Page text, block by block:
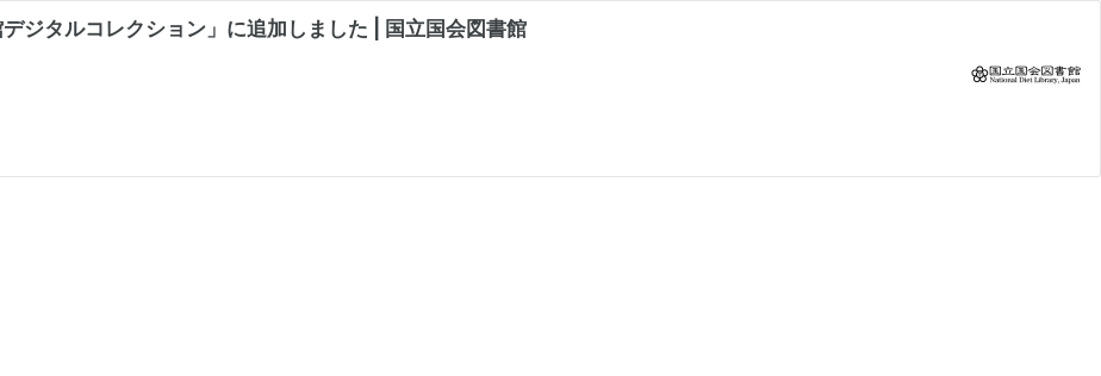
ジタルコレクション」に追加しました | 国立国会図書館